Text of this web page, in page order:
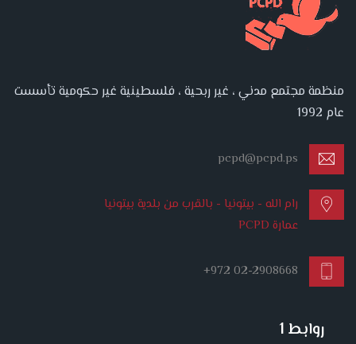
منظمة مجتمع مدني ، غير ربحية ، فلسطينية غير حكومية تأسست
عام 1992
pcpd@pcpd.ps
رام الله - بيتونيا - بالقرب من بلدية بيتونيا
عمارة PCPD
+972 02-2908668
روابط 1